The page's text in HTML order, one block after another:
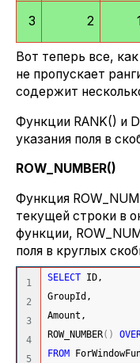
3 2
Вот теперь все,
не пропускает
содержит
Функции RANK() и
указания поля в
ROW NUMBER()
Функция
текущей строки в
функции,
поля в круглых
1
2
3
4
SELECT ID,
GroupId,
Amount,
ROW_NUMBER( )
FROM